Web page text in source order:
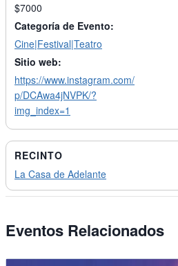
$7000
Categoría de Evento:
Cine|Festival|Teatro
Sitio web:
https://www.instagram.com/
p/DCAwa4jNVPK/?
img_index=1
RECINTO
La Casa de Adelante
Eventos Relacionados